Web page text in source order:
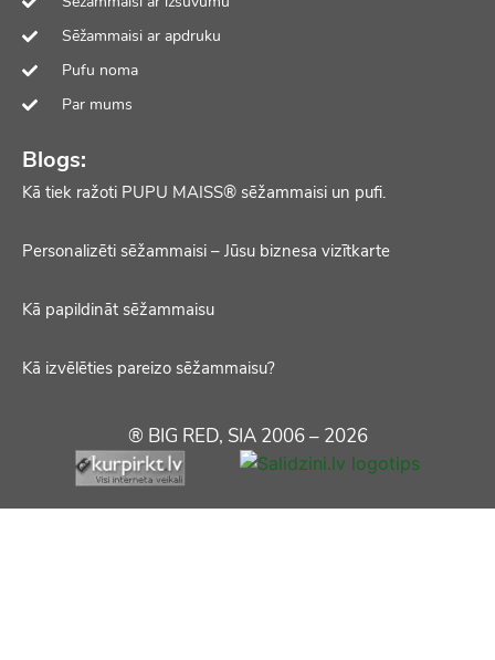
Sēžammaisi ar apdruku
Pufu noma
Par mums
Blogs:
Kā tiek ražoti PUPU MAISS® sēžammaisi un pufi.
Personalizēti sēžammaisi – Jūsu biznesa vizītkarte
Kā papildināt sēžammaisu
Kā izvēlēties pareizo sēžammaisu?
® BIG RED, SIA 2006 – 2026